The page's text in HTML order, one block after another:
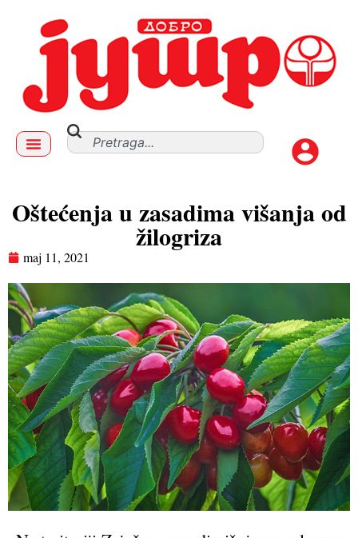
Oštećenja u zasadima višanja od
žilogriza
maj 11, 2021